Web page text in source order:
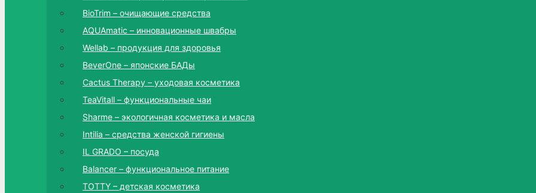
BioTrim – очищающие средства
AQUAmatic – инновационные швабры
Wellab – продукция для здоровья
BeverOne – японские БАДы
Cactus Therapy – уходовая косметика
TeaVitall – функциональные чаи
Sharme – экологичная косметика и масла
Intilia – средства женской гигиены
IL GRADO – посуда
Balancer – функциональное питание
TOTTY – детская косметика